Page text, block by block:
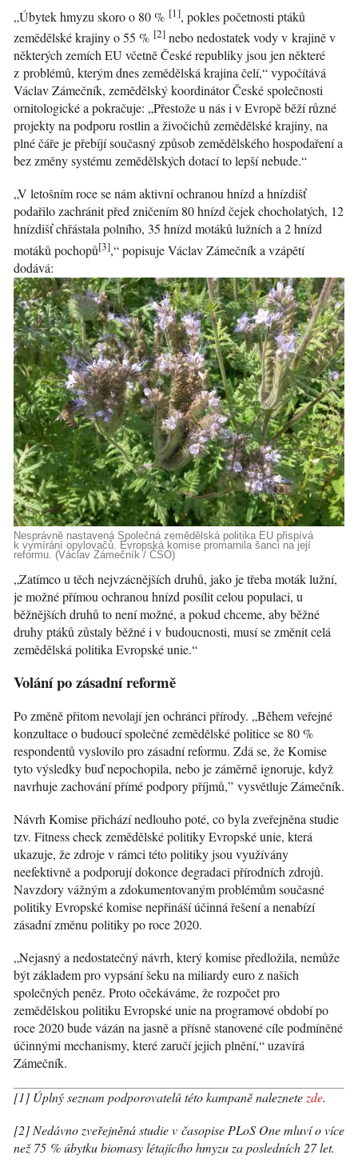
„Úbytek hmyzu skoro o 80 % [1], pokles početnosti ptáků
zemědělské krajiny o 55 % [2] nebo nedostatek vody v krajině v
některých zemích EU včetně České republiky jsou jen některé
z problémů, kterým dnes zemědělská krajina čelí,“ vypočítává
Václav Zámečník, zemědělský koordinátor České společnosti
ornitologické a pokračuje: „Přestože u nás i v Evropě běží různé
projekty na podporu rostlin a živočichů zemědělské krajiny, na
plné čáře je přebíjí současný způsob zemědělského hospodaření a
bez změny systému zemědělských dotací to lepší nebude.“
„V letošním roce se nám aktivní ochranou hnízd a hnízdišť
podařilo zachránit před zničením 80 hnízd čejek chocholatých, 12
hnízdišť chřástala polního, 35 hnízd motáků lužních a 2 hnízd
motáků pochopů[3],“ popisuje Václav Zámečník a vzápětí
dodává:
Nesprávně nastavená Společná zemědělská politika EU přispívá
k vymírání opylovačů. Evropská komise promarnila šanci na její
reformu. (Václav Zámečník / ČSO)
„Zatímco u těch nejvzácnějších druhů, jako je třeba moták lužní,
je možné přímou ochranou hnízd posílit celou populaci, u
běžnějších druhů to není možné, a pokud chceme, aby běžné
druhy ptáků zůstaly běžné i v budoucnosti, musí se změnit celá
zemědělská politika Evropské unie.“
Volání po zásadní reformě
Po změně přitom nevolají jen ochránci přírody. „Během veřejné
konzultace o budoucí společné zemědělské politice se 80 %
respondentů vyslovilo pro zásadní reformu. Zdá se, že Komise
tyto výsledky buď nepochopila, nebo je záměrně ignoruje, když
navrhuje zachování přímé podpory příjmů,” vysvětluje Zámečník.
Návrh Komise přichází nedlouho poté, co byla zveřejněna studie
tzv. Fitness check zemědělské politiky Evropské unie, která
ukazuje, že zdroje v rámci této politiky jsou využívány
neefektivně a podporují dokonce degradaci přírodních zdrojů.
Navzdory vážným a zdokumentovaným problémům současné
politiky Evropské komise nepřináší účinná řešení a nenabízí
zásadní změnu politiky po roce 2020.
„Nejasný a nedostatečný návrh, který komise předložila, nemůže
být základem pro vypsání šeku na miliardy euro z našich
společných peněz. Proto očekáváme, že rozpočet pro
zemědělskou politiku Evropské unie na programové období po
roce 2020 bude vázán na jasně a přísně stanovené cíle podmíněné
účinnými mechanismy, které zaručí jejich plnění,“ uzavírá
Zámečník.
[1] Úplný seznam podporovatelů této kampaně naleznetezde.
[2] Nedávno zveřejněná studie v časopise PLoS One mluví o více
než 75 % úbytku biomasy létajícího hmyzu za posledních 27 let.